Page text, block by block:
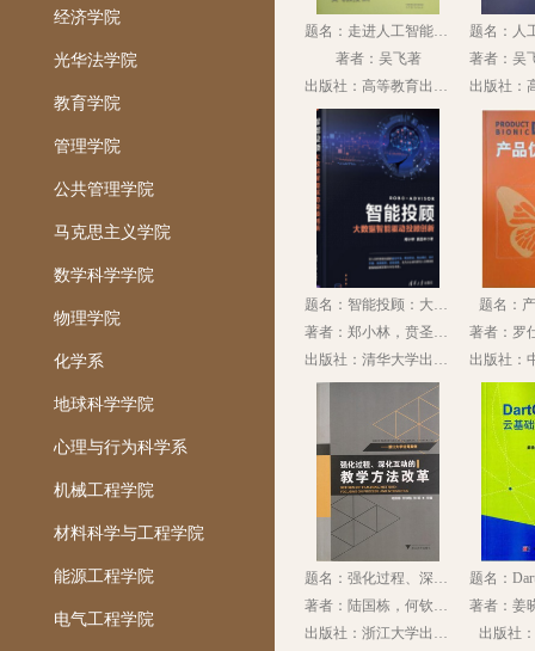
经济学院
光华法学院
教育学院
管理学院
公共管理学院
马克思主义学院
数学科学学院
物理学院
化学系
地球科学学院
心理与行为科学系
机械工程学院
材料科学与工程学院
能源工程学院
电气工程学院
题名：走进人工智能（第3版）
著者：吴飞著
出版社：高等教育出版社
题名：智能投顾：大数据智能驱动投顾创新
著者：郑小林，贲圣林著
出版社：清华大学出版社
题名：
题名：强化过程、深化互动的教学方法改革：浙江大学优秀案例
著者：陆国栋，何钦铭，张聪主编
出版社：浙江大学出版社
出版社